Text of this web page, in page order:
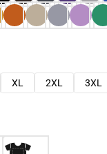
XL 2XL 3XL